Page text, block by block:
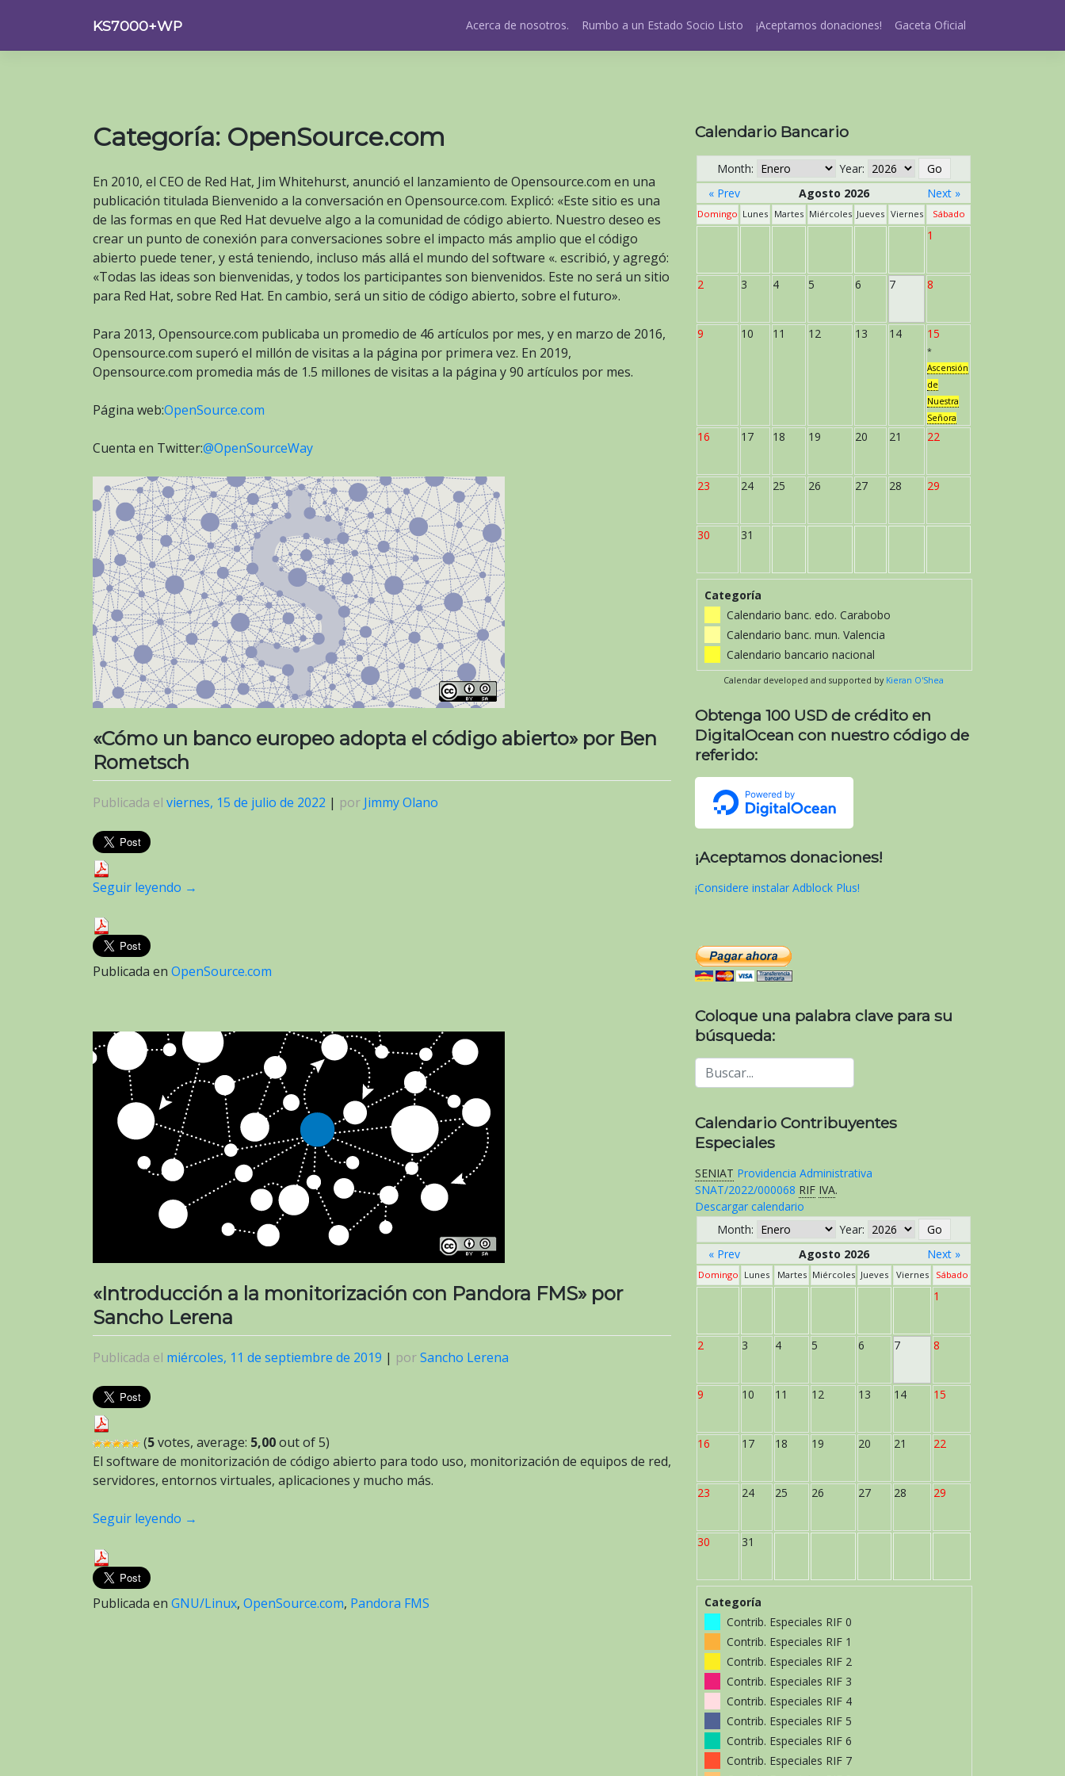
contenido
KS7000+WP Acerca de nosotros. Rumbo a un Estado Socio Listo ¡Aceptamos donaciones! Gaceta Oficial
Categoría: OpenSource.com
En 2010, el CEO de Red Hat, Jim Whitehurst, anunció el lanzamiento de Opensource.com en una
publicación titulada Bienvenido a la conversación en Opensource.com. Explicó: «Este sitio es una
de las formas en que Red Hat devuelve algo a la comunidad de código abierto. Nuestro deseo es
crear un punto de conexión para conversaciones sobre el impacto más amplio que el código
abierto puede tener, y está teniendo, incluso más allá el mundo del software «. escribió, y agregó:
«Todas las ideas son bienvenidas, y todos los participantes son bienvenidos. Este no será un sitio
para Red Hat, sobre Red Hat. En cambio, será un sitio de código abierto, sobre el futuro».
Para 2013, Opensource.com publicaba un promedio de 46 artículos por mes, y en marzo de 2016,
Opensource.com superó el millón de visitas a la página por primera vez. En 2019,
Opensource.com promedia más de 1.5 millones de visitas a la página y 90 artículos por mes.
Página web:OpenSource.com
Cuenta en Twitter:@OpenSourceWay
«Cómo un banco europeo adopta el código abierto» por Ben
Rometsch
Publicada el viernes, 15 de julio de 2022 | por Jimmy Olano
Seguir leyendo →
Publicada en OpenSource.com
«Introducción a la monitorización con Pandora FMS» por
Sancho Lerena
Publicada el miércoles, 11 de septiembre de 2019 | porSancho Lerena
(5votes, average: 5,00out of 5)
El software de monitorización de código abierto para todo uso, monitorización de equipos de red,
servidores, entornos virtuales, aplicaciones y mucho más.
Seguir leyendo →
Publicada en GNU/Linux, OpenSource.com, Pandora FMS
Calendario Bancario
Month:
Year:
« Prev
Agosto 2026 Next »
Domingo Lunes Martes Miércoles Jueves Viernes Sábado
1
2 3 4 5 6 7 8
9 10 11 12 13 14 15
*
Ascensión
de
Nuestra
Señora
16 17 18 19 20 21 22
23 24 25 26 27 28 29
30 31
Categoría
Calendario banc. edo. Carabobo
Calendario banc. mun. Valencia
Calendario bancario nacional
Calendar developed and supported by Kieran O'Shea
Obtenga 100 USD de crédito en
DigitalOcean con nuestro código de
referido:
¡Aceptamos donaciones!
¡Considere instalar Adblock Plus!
Coloque una palabra clave para su
búsqueda:
Calendario Contribuyentes
Especiales
SENIAT Providencia Administrativa
SNAT/2022/000068 RIF IVA.
Descargar calendario
Month:
Year:
« Prev
Agosto 2026 Next »
Domingo Lunes Martes Miércoles Jueves Viernes Sábado
1
2 3 4 5 6 7 8
9 10 11 12 13 14 15
16 17 18 19 20 21 22
23 24 25 26 27 28 29
30 31
Categoría
Contrib. Especiales RIF 0
Contrib. Especiales RIF 1
Contrib. Especiales RIF 2
Contrib. Especiales RIF 3
Contrib. Especiales RIF 4
Contrib. Especiales RIF 5
Contrib. Especiales RIF 6
Contrib. Especiales RIF 7